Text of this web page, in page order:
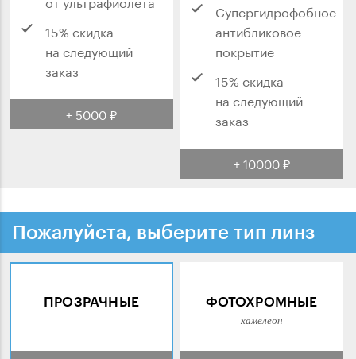
15% скидка
на следующий
заказ
+ 5000 ₽
Супергидрофобное
антибликовое
покрытие
15% скидка
на следующий
заказ
+ 10000 ₽
Пожалуйста, выберите тип линз
ПРОЗРАЧНЫЕ ФОТОХРОМНЫЕ
хамелеон